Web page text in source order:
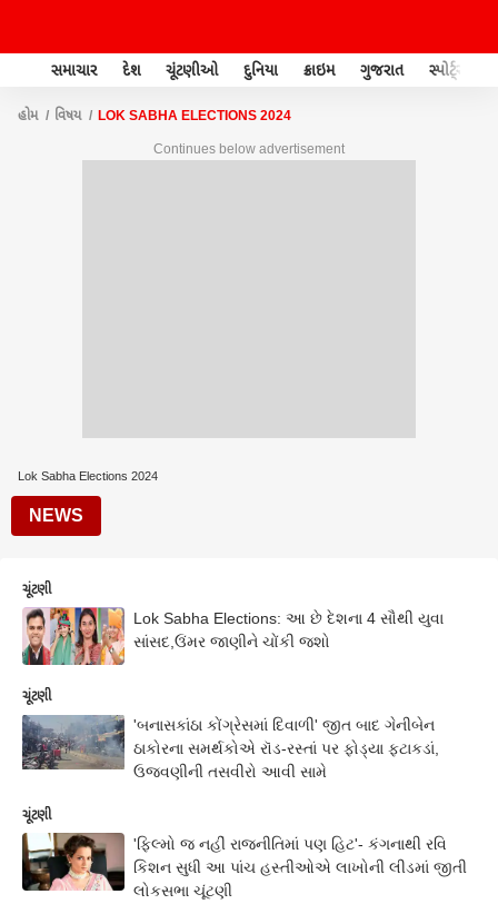
સમાચાર દેશ ચૂંટણીઓ દુનિયા ક્રાઇમ ગુજરાત સ્પોર્ટ્સ
હોમ વિષય LOK SABHA ELECTIONS 2024
Continues below advertisement
Lok Sabha Elections 2024
NEWS
ચૂંટણી
Lok Sabha Elections: આ છે દેશના 4 સૌથી યુવા
સાંસદ,ઉંમર જાણીને ચોંકી જશો
ચૂંટણી
'બનાસકાંઠા કોંગ્રેસમાં દિવાળી' જીત બાદ ગેનીબેન
ઠાકોરના સમર્થકોએ રૉડ-રસ્તાં પર ફોડ્યા ફટાકડાં,
ઉજવણીની તસવીરો આવી સામે
ચૂંટણી
'ફિલ્મો જ નહીં રાજનીતિમાં પણ હિટ'- કંગનાથી રવિ
કિશન સુધી આ પાંચ હસ્તીઓએ લાખોની લીડમાં જીતી
લોકસભા ચૂંટણી